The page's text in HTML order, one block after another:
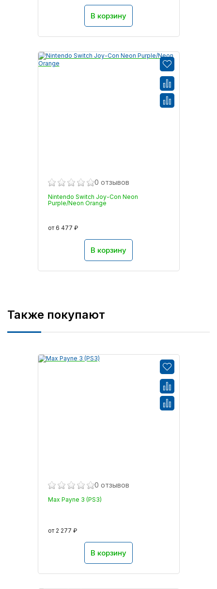
В корзину
0 отзывов
Nintendo Switch Joy-Con Neon
Purple/Neon Orange
от 6 477 ₽
В корзину
Также покупают
0 отзывов
Max Payne 3 (PS3)
от 2 277 ₽
В корзину